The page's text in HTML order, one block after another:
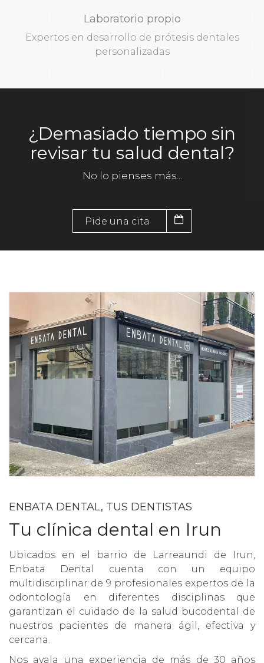
Laboratorio propio
Expertos en desarrollo de prótesis dentales
personalizadas
¿Demasiado tiempo sin
revisar tu salud dental?
No lo pienses más...
Pide una cita
ENBATA DENTAL, TUS DENTISTAS
Tu clínica dental en Irun
Ubicados en el barrio de Larreaundi de Irun,
Enbata Dental cuenta con un equipo
multidisciplinar de 9 profesionales expertos de la
odontología en diferentes disciplinas que
garantizan el cuidado de la salud bucodental de
nuestros pacientes de manera ágil, efectiva y
cercana.
Nos avala una experiencia de más de 30 años